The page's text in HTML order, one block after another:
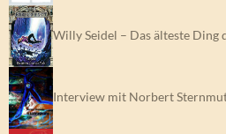
Willy Seidel – Das älteste Ding
Interview mit Norbert